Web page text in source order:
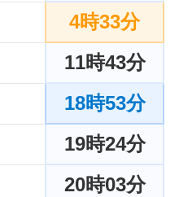
4時33分
11時43分
18時53分
19時24分
20時03分